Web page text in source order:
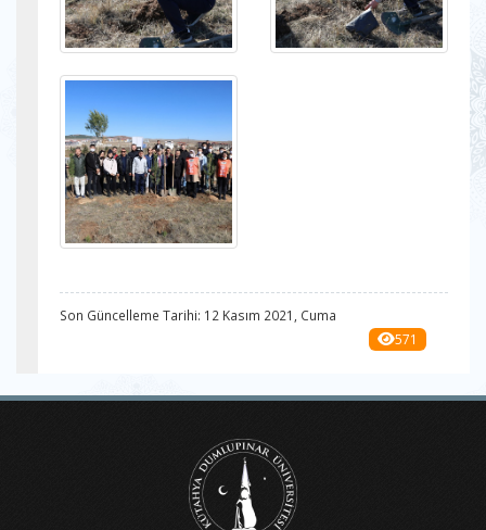
Son Güncelleme Tarihi: 12 Kasım 2021, Cuma
571